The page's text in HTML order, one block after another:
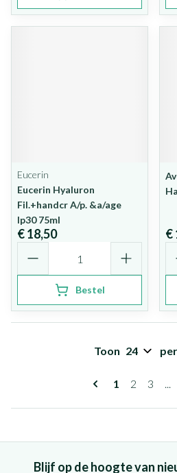
Eucerin
Eucerin Hyaluron
Fil.+handcr A/p. &a/age
Ip30 75ml
€ 18,50
Bestel
€
U lees
1 Pagina
2 Pagina
3 ...
Toon
Blijf op de hoogte van